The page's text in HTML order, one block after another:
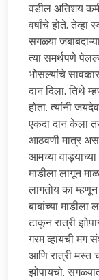
वडील अतिशय
वर्षांचे होते.
सगळ्या
त्या समर्थपणे
भोसल्यांचे सावकार
दान दिला. तिथे
होता. त्यांनी
एकदा दान केला
आठवणी मात्र
आमच्या वाड्याच्या
माडीला लागून
लागतोय का
बाबांच्या माडीला
टाकून रात्री
गरम व्हायची मग
आणि रात्री मस्त
झोपायचो.